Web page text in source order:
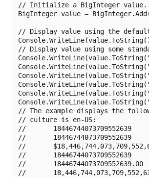
// Initialize a BigInteger value.
BigInteger value =
// Display value using the default
// Display value using some
// The example displays the
// culture is en-US:
//       18446744073709552639
//       18446744073709552639
//
//       18446744073709552639
//       18446744073709552639.00
//